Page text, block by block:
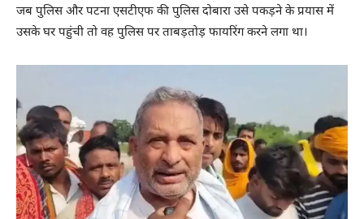
जब पुलिस और पटना एसटीएफ की पुलिस दोबारा उसे पकड़ने के प्रयास में
उसके घर पहुंची तो वह पुलिस पर ताबड़तोड़ फायरिंग करने लगा था।